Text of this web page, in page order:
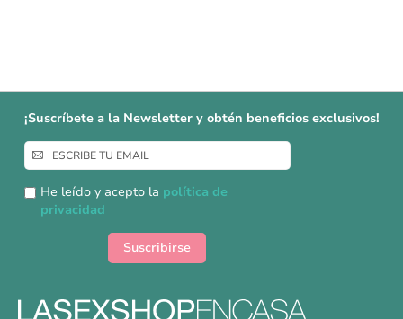
¡Suscríbete a la Newsletter y obtén beneficios exclusivos!
Inscríbase
a
nuestro
boletín
He leído y acepto la política de
privacidad
Suscribirse